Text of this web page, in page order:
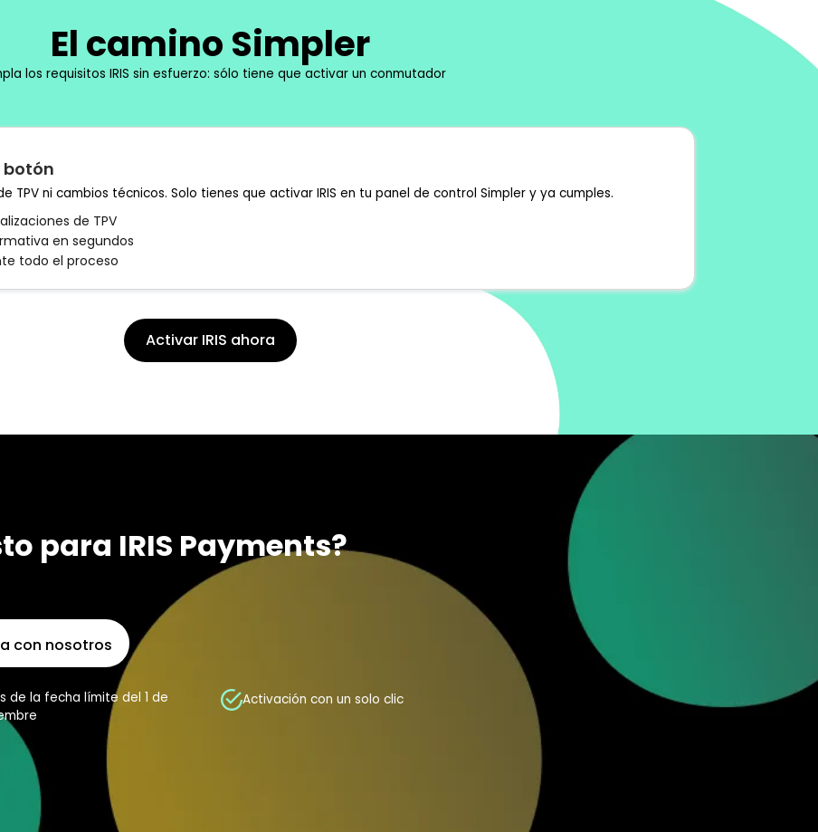
El camino Simpler
los requisitos IRIS sin esfuerzo: sólo tiene que activar un conmutador
botón
TPV ni cambios técnicos. Solo tienes que activar IRIS en tu panel de control Simpler y ya cumples.
de TPV
en segundos
todo el proceso
Activar IRIS ahora
para IRIS Payments?
con nosotros
de la fecha límite del 1 de
Activación con un solo clic